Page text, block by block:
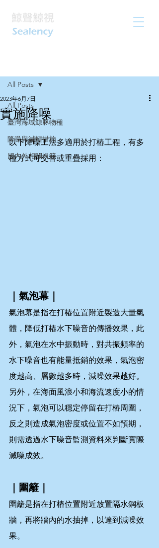
All Posts
臺灣海域鯨豚物種
降噪與減輕措施
國內外相關規範
All Posts
實施降噪
2023年6月7日
以下降噪工法多適用於打樁工程，有多
種方式可交替或重疊採用：
｜氣泡幕｜
氣泡幕是指在打樁位置附近製造大量氣
體，降低打樁水下噪音的傳播效果，此
外，氣泡在水中振動時，對共振頻率的
水下噪音也有能量抵銷的效果，氣泡密
度越高、層數越多時，減噪效果越好。
另外，在海面風浪小和海流速度小的情
況下，氣泡可以穩定停留在打樁周圍，
反之則造成氣泡密度或位置不如預期，
則需透過水下噪音監測資料來判斷實際
減噪成效。
｜圍籬｜
圍籬是指在打樁位置附近放置隔水鋼板
牆，再將牆內的水抽掉，以達到減噪效
果。